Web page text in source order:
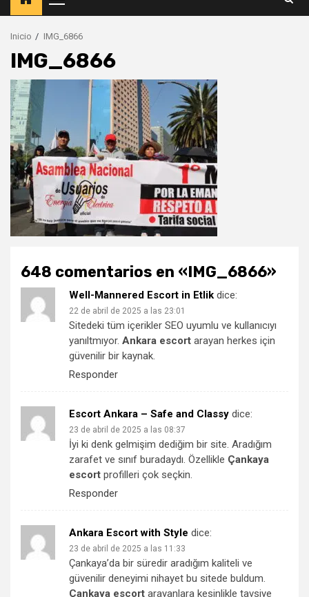
Menú
principal
Inicio IMG_6866
IMG_6866
648 comentarios en «IMG_6866»
Well-Mannered Escort in Etlik dice:
22 de abril de 2025 a las 23:01
Sitedeki tüm içerikler SEO uyumlu ve kullanıcıyı
yanıltmıyor. Ankara escort arayan herkes için
güvenilir bir kaynak.
Responder
Escort Ankara – Safe and Classy dice:
23 de abril de 2025 a las 08:37
İyi ki denk gelmişim dediğim bir site. Aradığım
zarafet ve sınıf buradaydı. Özellikle Çankaya
escort profilleri çok seçkin.
Responder
Ankara Escort with Style dice:
23 de abril de 2025 a las 11:33
Çankaya’da bir süredir aradığım kaliteli ve
güvenilir deneyimi nihayet bu sitede buldum.
Çankaya escort arayanlara kesinlikle tavsiye